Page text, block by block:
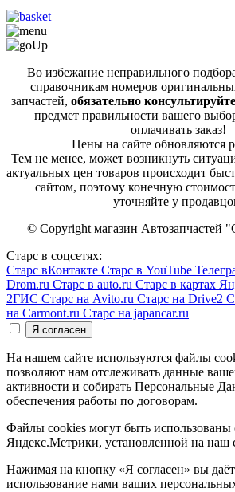
Во избежание неправильного
справочникам номеров
запчастей, обязательно
предмет правильности вашего
оплачивать заказ!
Цены на сайте обновляются
Тем не менее, может возникнуть
актуальных цен товаров происходит
сайтом, поэтому конечную
уточняйте у
© Copyright магазин Автозапчастей
Старс в соцсетях:
Старс вКонтакте Старс в YouTube
Drom.ru Старс в auto.ru Старс в картах
2ГИС Старс на Avito.ru Старс на Drive2
на Carmont.ru Старс на japancar.ru
На нашем сайте используются файлы
позволяют нам отслеживать данные
активности и собирать Персональные
обеспечения работы по договорам.
Файлы cookies могут быть использованы
Яндекс.Метрики, установленной на наш
Нажимая на кнопку «Я согласен» вы
использование нами ваших